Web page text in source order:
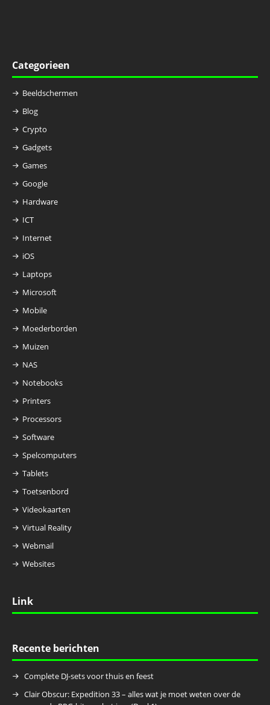
Categorieen
Beeldschermen
Blog
Crypto
Gadgets
Games
Google
Hardware
ICT
Internet
iOS
Laptops
Microsoft
Mobile
Moederborden
Muizen
NAS
Notebooks
Printers
Processors
Software
Spelcomputers
Tablets
Toetsenbord
Videokaarten
Virtual Reality
Webmail
Websites
Link
Recente berichten
Complete DJ-sets voor thuis en feest
Clair Obscur: Expedition 33 – alles wat je moet weten over de